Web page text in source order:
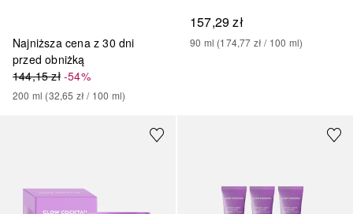
Najniższa cena z 30 dni
przed obniżką
144,15 zł-54%
200 ml (32,65 zł / 100 ml)
157,29 zł
90 ml (174,77 zł / 100 ml)